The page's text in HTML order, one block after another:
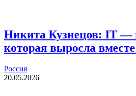
Никита Кузнецов: IT —
которая выросла
Россия
20.05.2026